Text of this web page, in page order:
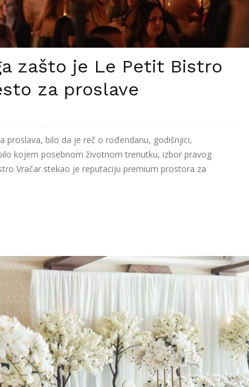
zašto je Le Petit Bistro
za proslave
proslava, bilo da je reč o rođendanu, godišnjici,
kojem posebnom životnom trenutku, izbor pravog
Vračar stekao je reputaciju premium prostora za